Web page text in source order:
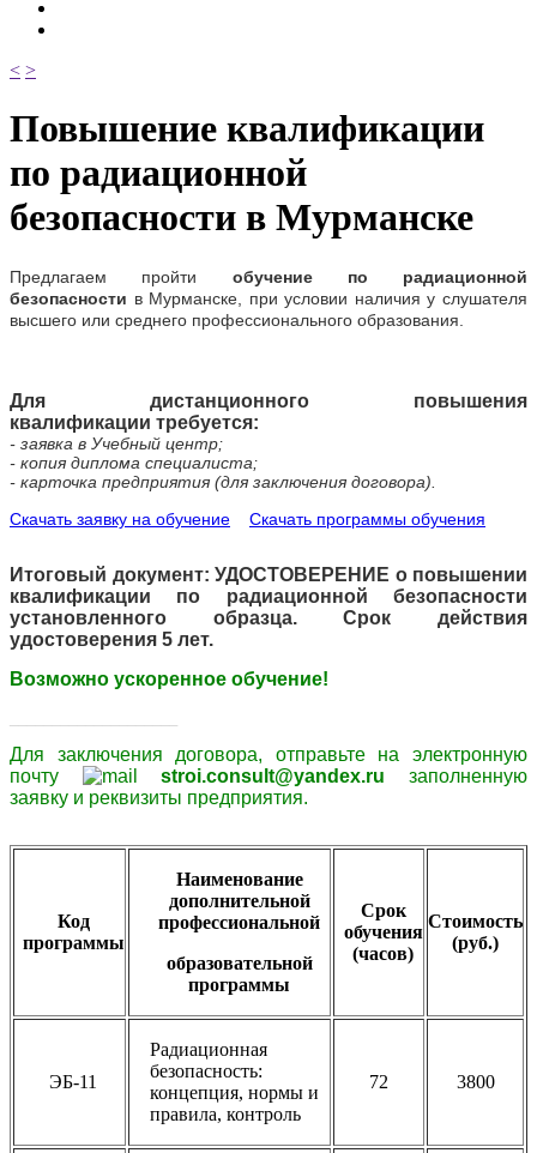
< >
Повышение квалификации
по радиационной
безопасности в Мурманске
Предлагаем пройти
обучение по радиационной
безопасности в Мурманске , при условии наличия у слушателя
высшего или среднего профессионального образования.
Для дистанционного повышения
квалификации требуется:
- заявка в Учебный центр;
- копия диплома специалиста;
- карточка предприятия (для заключения договора).
Скачать заявку на обучение
Скачать программы обучения
Итоговый документ: УДОСТОВЕРЕНИЕ о повышении
квалификации по радиационной безопасности
установленного образца. Срок действия
удостоверения 5 лет.
Возможно ускоренное обучение!
Для заключения договора, отправьте на электронную
почту
stroi.consult@yandex.ruзаполненную
заявку и реквизиты предприятия.
Код
программы
Наименование
дополнительной
профессиональной
образовательной
программы
Срок
обучения
(часов)
Стоимость
(руб.)
ЭБ-11
Радиационная
безопасность:
концепция, нормы и
правила, контроль
72 3800